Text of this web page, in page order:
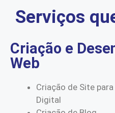
Serviços
Criação e
Web
Criação de Site
Digital